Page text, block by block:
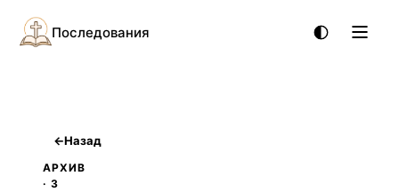
Последования
←Назад
АРХИВ
· 3